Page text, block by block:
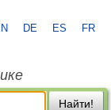
DE ES FR
Найти!